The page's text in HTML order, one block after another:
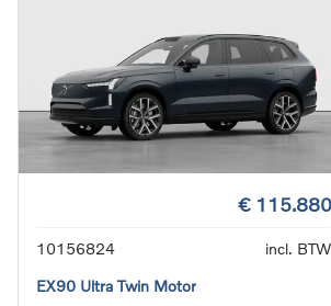
€ 115.880
10156824
incl. BTW
EX90 Ultra Twin Motor